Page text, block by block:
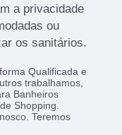
a privacidade
ou
os sanitários.
Qualificada e
trabalhamos,
Banheiros
Shopping.
Teremos